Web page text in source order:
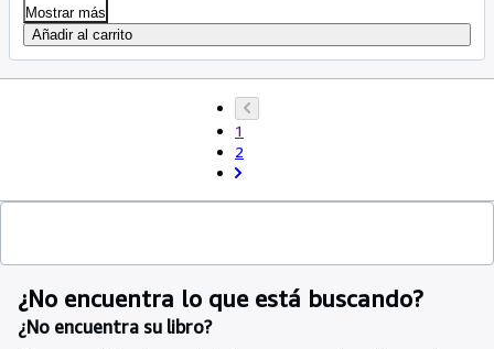
Mostrar más
Añadir al carrito
1
2
¿No encuentra lo que está buscando?
¿No encuentra su libro?